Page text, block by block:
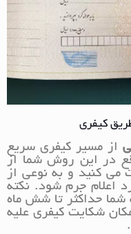
کیفری
از مسیر کیفری سریع
در این روش شما از
می کنید و به نوعی از
اعلام جرم شود. نکته
شما حداکثر تا شش ماه
شکایت کیفری علیه